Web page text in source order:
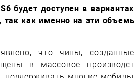
будет доступен в
так как именно на эти
что чипы,
в массовое